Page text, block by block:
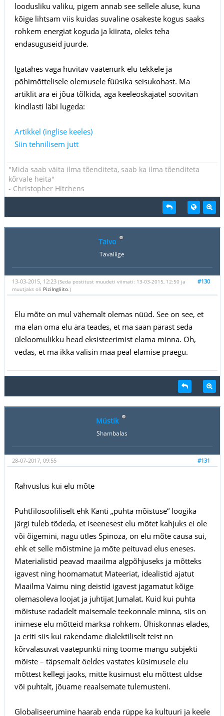
loodusliku valiku, pigem annab see sellele aluse, kuna
kõige lihtsam viis kuidas suvaline osakeste kogus saaks
rohkem energiat koguda ja kiirata, oleks teha
endasuguseid juurde.
Igatahes väga huvitav vaatenurk elu tekkele ja
põhimõttelisele olemusele füüsika seisukohast. Ma
artiklit ära ei jõua tõlkida, aga keeleoskajatel soovitan
kindlasti läbi lugeda:
Artikkel (inglise keeles)
Siin tehnilisem jutt
"Mida saab väita ilma tõenditeta, saab ka ilma tõenditeta
kõrvale heita"
- Christopher Hitchens
Taivo
Tavaliige
#130
13-03-2015, 12:23 (Seda postitust muudeti viimati: 13-03-2015, 12:50 ja
muutjaks oli PiziIngliito.)
Elu mõte on mul vähemalt olemas nüüd. See on see, et
ma elan oma elu ära teades, et ma saan pärast seda
üleloomulikku head eksisteerimist elama minna. Oh,
vedas, et ma ikka valisin maa peal elamise praegu.
Müstik
Shambalas
#131
28-07-2017, 09:55
Rahvuslus kui elu mõte
Puhtfilosoofiliselt ehk Kanti „puhta mõistuse“ loogika
järgi tuleb tõdeda, et iseenesest elu mõtet kahjuks ei ole
või õigemini, nagu ütles Spinoza, on elu mõte causa sui,
ehk et selle mõistmine ja mõte peituvad elus eneses.
Materialistid peavad maailma algpõhjuseks ja mõtteks
igavest ning hoomamatut Mateeriat, idealistid ajatut
Maailma Vaimu ning deistid igavest jagamatut kõige
olemasoleva loojat ja juhtijat Jumalat. Kuid kui puhta
mõistuse radadelt maisemale teekonnale minna, siis on
inimese elu mõtteid märksa rohkem. Ühiskonnas elades,
ja eriti siis kui rakendame dialektiliselt teist nn
kõrvalasuvat vaatepunkti ning toome mängu subjekti
mõiste – täpsemalt öeldes vastates küsimusele elu
mõttest kellegi jaoks, mitte küsimust elu mõttest üldse
või puhtalt, jõuame reaalsemate tulemusteni.
Globaliseerumine haarab enda rüppe ka kultuuri ja keele